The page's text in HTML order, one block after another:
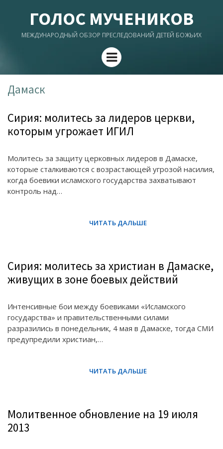
ГОЛОС МУЧЕНИКОВ
МЕЖДУНАРОДНЫЙ ОБЗОР ПРЕСЛЕДОВАНИЙ ДЕТЕЙ БОЖЬИХ
Menu
Дамаск
Сирия: молитесь за лидеров церкви,
которым угрожает ИГИЛ
Молитесь за защиту церковных лидеров в Дамаске,
которые сталкиваются с возрастающей угрозой насилия,
когда боевики исламского государства захватывают
контроль над…
Сирия: молитесь за христиан в Дамаске,
живущих в зоне боевых действий
Интенсивные бои между боевиками «Исламского
государства» и правительственными силами
разразились в понедельник, 4 мая в Дамаске, тогда СМИ
предупредили христиан,…
Молитвенное обновление на 19 июля
2013